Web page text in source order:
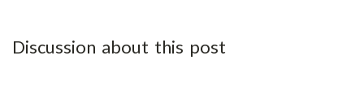
Discussion about this post